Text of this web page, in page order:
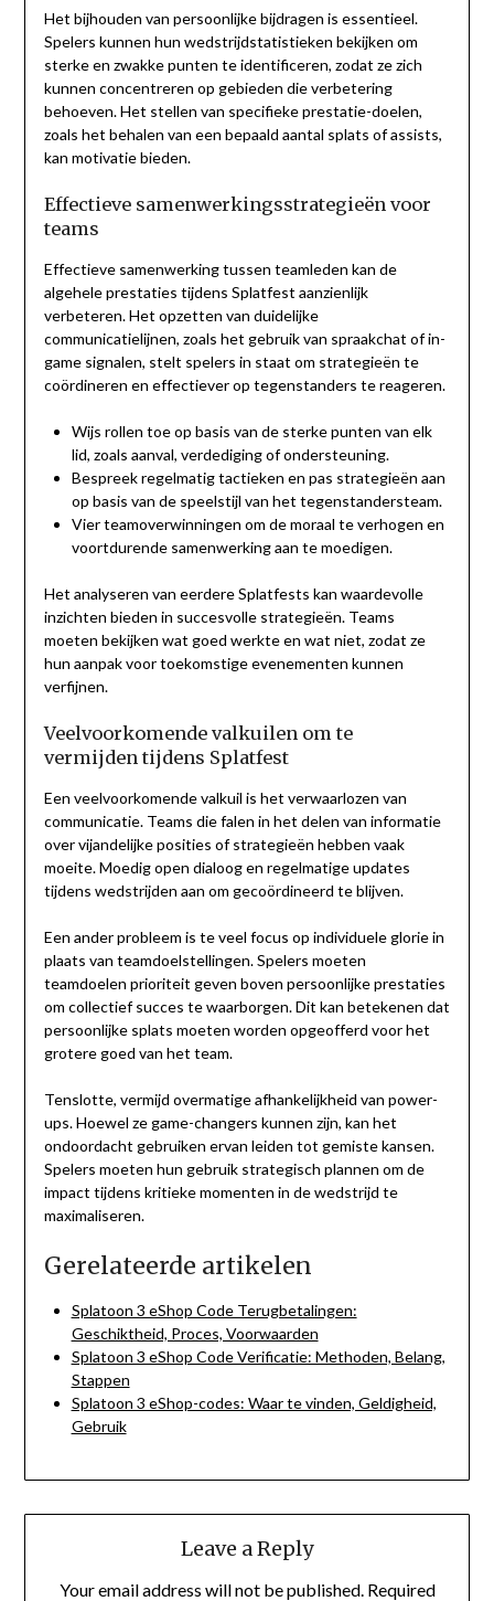
Het bijhouden van persoonlijke bijdragen is essentieel.
Spelers kunnen hun wedstrijdstatistieken bekijken om
sterke en zwakke punten te identificeren, zodat ze zich
kunnen concentreren op gebieden die verbetering
behoeven. Het stellen van specifieke prestatie-doelen,
zoals het behalen van een bepaald aantal splats of assists,
kan motivatie bieden.
Effectieve samenwerkingsstrategieën voor
teams
Effectieve samenwerking tussen teamleden kan de
algehele prestaties tijdens Splatfest aanzienlijk
verbeteren. Het opzetten van duidelijke
communicatielijnen, zoals het gebruik van spraakchat of in-
game signalen, stelt spelers in staat om strategieën te
coördineren en effectiever op tegenstanders te reageren.
Wijs rollen toe op basis van de sterke punten van elk
lid, zoals aanval, verdediging of ondersteuning.
Bespreek regelmatig tactieken en pas strategieën aan
op basis van de speelstijl van het tegenstandersteam.
Vier teamoverwinningen om de moraal te verhogen en
voortdurende samenwerking aan te moedigen.
Het analyseren van eerdere Splatfests kan waardevolle
inzichten bieden in succesvolle strategieën. Teams
moeten bekijken wat goed werkte en wat niet, zodat ze
hun aanpak voor toekomstige evenementen kunnen
verfijnen.
Veelvoorkomende valkuilen om te
vermijden tijdens Splatfest
Een veelvoorkomende valkuil is het verwaarlozen van
communicatie. Teams die falen in het delen van informatie
over vijandelijke posities of strategieën hebben vaak
moeite. Moedig open dialoog en regelmatige updates
tijdens wedstrijden aan om gecoördineerd te blijven.
Een ander probleem is te veel focus op individuele glorie in
plaats van teamdoelstellingen. Spelers moeten
teamdoelen prioriteit geven boven persoonlijke prestaties
om collectief succes te waarborgen. Dit kan betekenen dat
persoonlijke splats moeten worden opgeofferd voor het
grotere goed van het team.
Tenslotte, vermijd overmatige afhankelijkheid van power-
ups. Hoewel ze game-changers kunnen zijn, kan het
ondoordacht gebruiken ervan leiden tot gemiste kansen.
Spelers moeten hun gebruik strategisch plannen om de
impact tijdens kritieke momenten in de wedstrijd te
maximaliseren.
Gerelateerde artikelen
Splatoon 3 eShop Code Terugbetalingen:
Geschiktheid, Proces, Voorwaarden
Splatoon 3 eShop Code Verificatie: Methoden, Belang,
Stappen
Splatoon 3 eShop-codes: Waar te vinden, Geldigheid,
Gebruik
Leave a Reply
Your email address will not be published. Required